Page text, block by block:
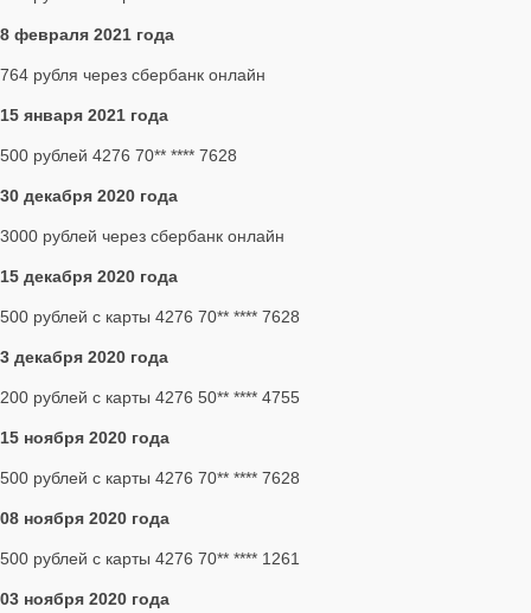
8 февраля 2021 года
764 рубля через сбербанк онлайн
15 января 2021 года
500 рублей 4276 70** **** 7628
30 декабря 2020 года
3000 рублей через сбербанк онлайн
15 декабря 2020 года
500 рублей с карты 4276 70** **** 7628
3 декабря 2020 года
200 рублей с карты 4276 50** **** 4755
15 ноября 2020 года
500 рублей с карты 4276 70** **** 7628
08 ноября 2020 года
500 рублей с карты 4276 70** **** 1261
03 ноября 2020 года